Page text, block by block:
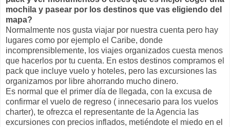
mochila y pasear por los destinos que vas eligiendo del
mapa?
Normalmente nos gusta viajar por nuestra cuenta pero hay
lugares como por ejemplo el Caribe, donde
incomprensiblemente, los viajes organizados cuesta menos
que hacerlos por tu cuenta. En estos destinos compramos el
pack que incluye vuelo y hoteles, pero las excursiones las
organizamos por libre ahorrando mucho dinero.
Es normal que el primer día de llegada, con la excusa de
confirmar el vuelo de regreso ( innecesario para los vuelos
charter), te ofrezca el representante de la Agencia las
excursiones con precios inflados, metiéndote el miedo en el